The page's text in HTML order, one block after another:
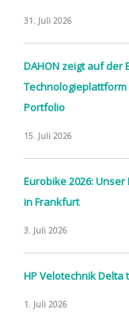
31. Juli 2026
DAHON zeigt auf der
Technologieplattform
Portfolio
15. Juli 2026
Eurobike 2026:
in Frankfurt
3. Juli 2026
HP Velotechnik Delta
1. Juli 2026